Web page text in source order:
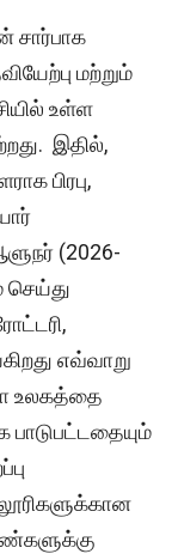
சார்பாக
மற்றும்
உள்ள
இதில்,
பிரபு,
(2026-
செய்து
எவ்வாறு
உலகத்தை
பாடுபட்டதையும்